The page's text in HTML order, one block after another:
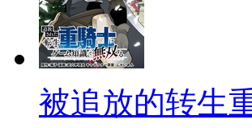
被追放的转生